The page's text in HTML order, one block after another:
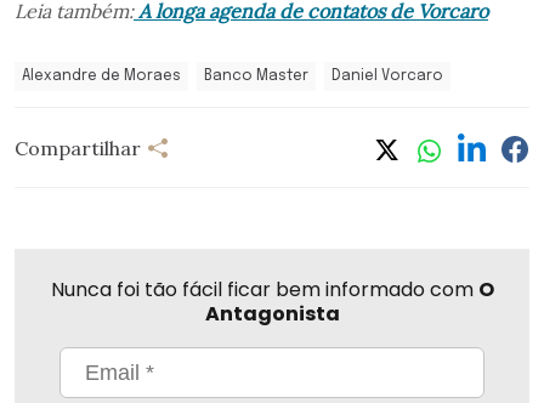
Leia também:A longa agenda de contatos de Vorcaro
Alexandre de Moraes Banco Master Daniel Vorcaro
Compartilhar
Nunca foi tão fácil ficar bem informado com O
Antagonista